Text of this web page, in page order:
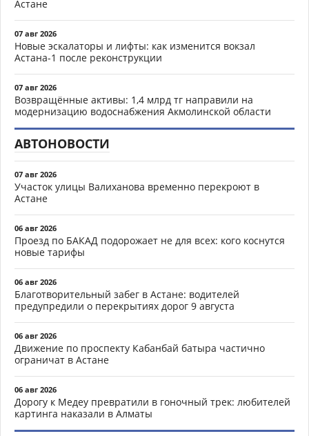
Астане
07 авг 2026
Новые эскалаторы и лифты: как изменится вокзал
Астана-1 после реконструкции
07 авг 2026
Возвращённые активы: 1,4 млрд тг направили на
модернизацию водоснабжения Акмолинской области
АВТОНОВОСТИ
07 авг 2026
Участок улицы Валиханова временно перекроют в
Астане
06 авг 2026
Проезд по БАКАД подорожает не для всех: кого коснутся
новые тарифы
06 авг 2026
Благотворительный забег в Астане: водителей
предупредили о перекрытиях дорог 9 августа
06 авг 2026
Движение по проспекту Кабанбай батыра частично
ограничат в Астане
06 авг 2026
Дорогу к Медеу превратили в гоночный трек: любителей
картинга наказали в Алматы